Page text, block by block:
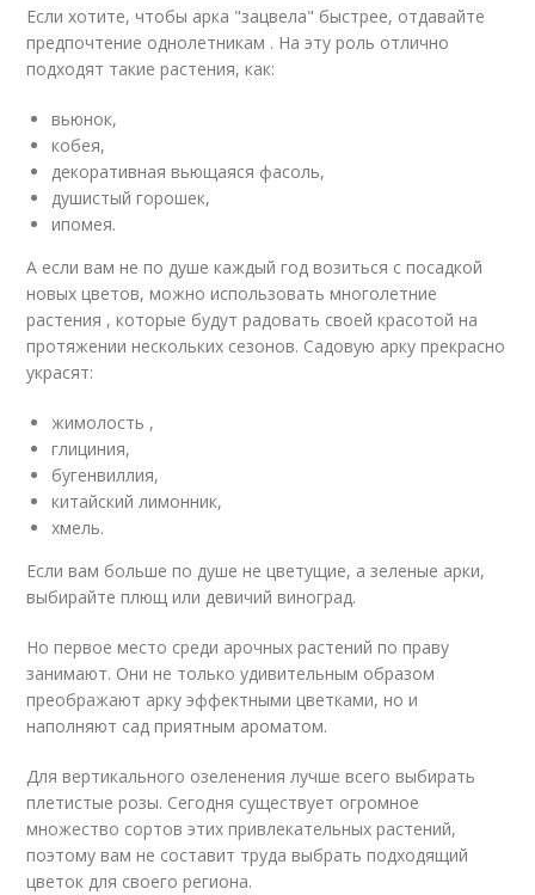
Если хотите, чтобы арка "зацвела" быстрее, отдавайте
предпочтение однолетникам . На эту роль отлично
подходят такие растения, как:
вьюнок,
кобея,
декоративная вьющаяся фасоль,
душистый горошек,
ипомея.
А если вам не по душе каждый год возиться с посадкой
новых цветов, можно использовать многолетние
растения , которые будут радовать своей красотой на
протяжении нескольких сезонов. Садовую арку прекрасно
украсят:
жимолость ,
глициния,
бугенвиллия,
китайский лимонник,
хмель.
Если вам больше по душе не цветущие, а зеленые арки,
выбирайте плющ или девичий виноград.
Но первое место среди арочных растений по праву
занимают. Они не только удивительным образом
преображают арку эффектными цветками, но и
наполняют сад приятным ароматом.
Для вертикального озеленения лучше всего выбирать
плетистые розы. Сегодня существует огромное
множество сортов этих привлекательных растений,
поэтому вам не составит труда выбрать подходящий
цветок для своего региона.